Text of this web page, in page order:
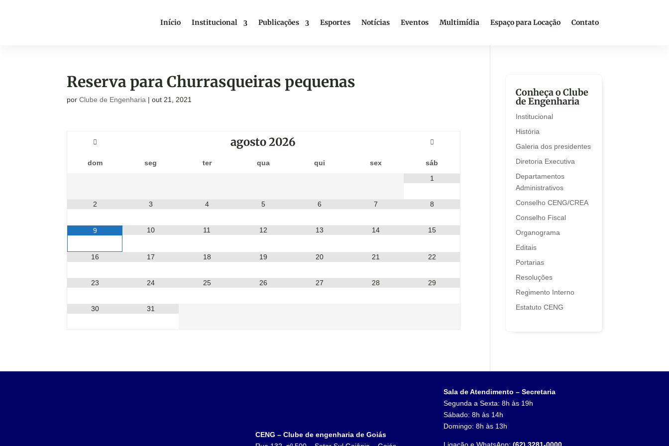
Início Institucional Publicações Esportes Notícias Eventos Multimídia Espaço para Locação Contato
Reserva para Churrasqueiras pequenas
porClube de Engenharia |out 21, 2021
agosto2026
dom seg ter qua qui sex
sáb
1
2 3 4 5 6 7 8
9 10 11 12 13 14 15
16 17 18 19 20 21 22
23 24 25 26 27 28 29
30 31
Conheça o Clube
de Engenharia
Institucional
História
Galeria dos presidentes
Diretoria Executiva
Departamentos
Administrativos
Conselho CENG/CREA
Conselho Fiscal
Organograma
Editais
Portarias
Resoluções
Regimento Interno
Estatuto CENG
CENG – Clube de engenharia de Goiás
Sala de Atendimento – Secretaria
Segunda a Sexta: 8h às 19h
Sábado: 8h às 14h
Domingo: 8h às 13h